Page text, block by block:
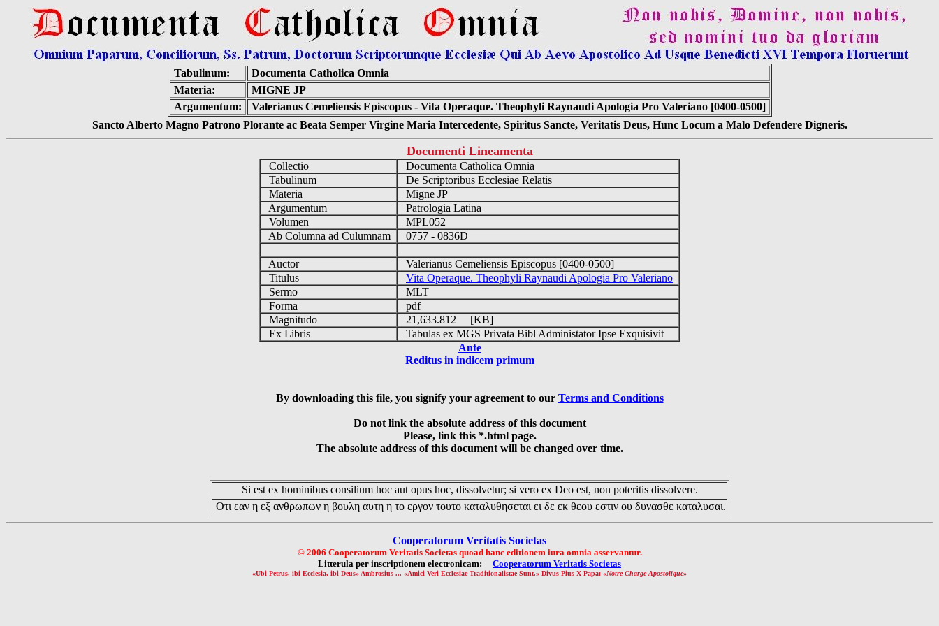
Tabulinum:
Documenta Catholica Omnia
Materia:
MIGNE JP
Argumentum:
Valerianus Cemeliensis Episcopus - Vita Operaque. Theophyli Raynaudi Apologia Pro Valeriano [0400-0500]
Sancto Alberto Magno Patrono Plorante ac Beata Semper Virgine Maria Intercedente, Spiritus Sancte, Veritatis Deus, Hunc Locum a Malo Defendere Digneris.
Documenti Lineamenta
Collectio
Documenta Catholica Omnia
Tabulinum
De Scriptoribus Ecclesiae Relatis
Materia
Migne JP
Argumentum
Patrologia Latina
Volumen
MPL052
Ab Columna ad Culumnam
0757 - 0836D
Auctor
Valerianus Cemeliensis Episcopus [0400-0500]
Titulus
Vita Operaque. Theophyli Raynaudi Apologia Pro Valeriano
Sermo
MLT
Forma
pdf
Magnitudo
21,633.812 [KB]
Ex Libris
Tabulas ex MGS Privata Bibl Administator Ipse Exquisivit
Ante
Reditus in indicem primum
By downloading this file, you signify your agreement to our Terms and Conditions
Do not link the absolute address of this document
Please, link this *.html page.
The absolute address of this document will be changed over time.
Si est ex hominibus consilium hoc aut opus hoc, dissolvetur; si vero ex Deo est, non poteritis dissolvere.
Οτι εαν η εξ ανθρωπων η βουλη αυτη η το εργον τουτο καταλυθησεται ει δε εκ θεου εστιν ου δυνασθε καταλυσαι.
Cooperatorum Veritatis Societas
© 2006 Cooperatorum Veritatis Societas quoad hanc editionem iura omnia asservantur.
Litterula per inscriptionem electronicam: Cooperatorum Veritatis Societas
«Ubi Petrus, ibi Ecclesia, ibi Deus» Ambrosius ... «Amici Veri Ecclesiae Traditionalistae Sunt.» Divus Pius X Papa: «Notre Charge Apostolique»